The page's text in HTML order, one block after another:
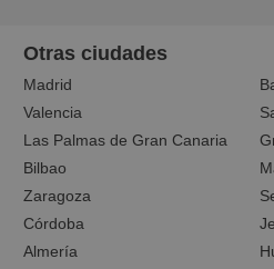
Otras ciudades
Madrid
Valencia
Las Palmas de Gran Canaria
Bilbao
Zaragoza
Córdoba
Almería